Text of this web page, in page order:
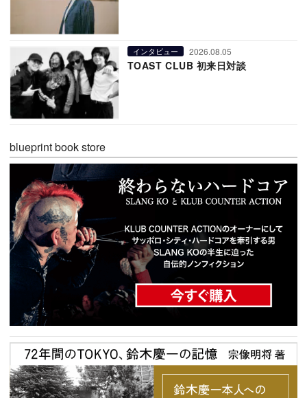
インタビュー 2026.08.05
TOAST CLUB 初来日対談
blueprint book store